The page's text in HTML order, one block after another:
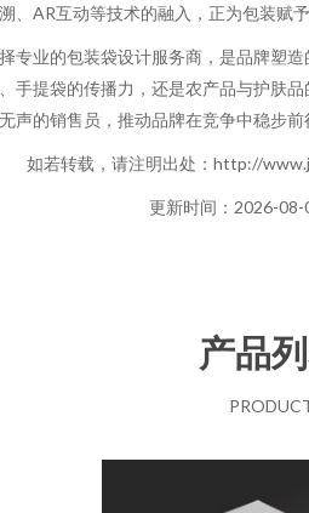
、AR互动等技术的融入，正为包装赋
专业的包装袋设计服务商，是品牌塑
手提袋的传播力，还是农产品与护肤
声的销售员，推动品牌在竞争中稳步前
如若转载，请注明出处：http://
更新时间：2026-08-
产品